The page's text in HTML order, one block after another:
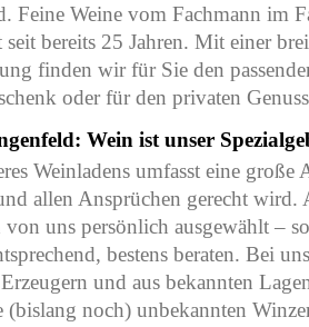
Feine Weine vom Fachmann im
seit bereits 25 Jahren. Mit einer
finden wir für Sie den
oder für den privaten
Wein ist unser
Weinladens umfasst eine große
allen Ansprüchen gerecht wird.
uns persönlich ausgewählt –
bestens beraten. Bei
und aus bekannten
(bislang noch) unbekannten